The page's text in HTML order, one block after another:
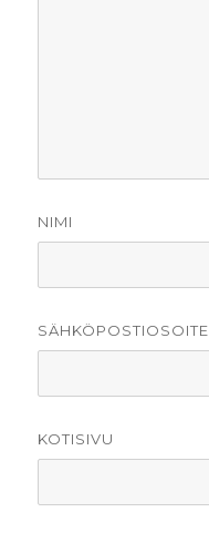
NIMI
SÄHKÖPOSTIOSOITE
KOTISIVU